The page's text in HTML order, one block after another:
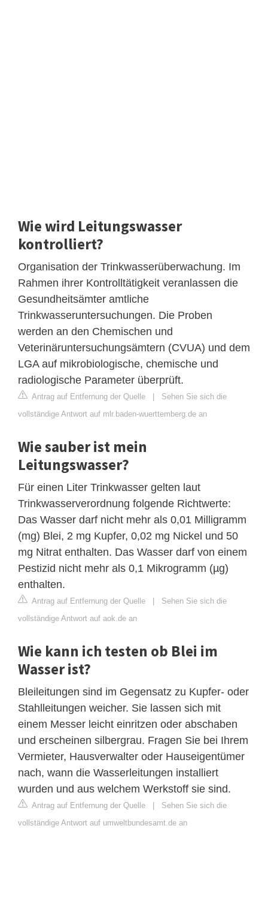
Wie wird Leitungswasser
kontrolliert?
Organisation der Trinkwasserüberwachung. Im
Rahmen ihrer Kontrolltätigkeit veranlassen die
Gesundheitsämter amtliche
Trinkwasseruntersuchungen. Die Proben
werden an den Chemischen und
Veterinäruntersuchungsämtern (CVUA) und dem
LGA auf mikrobiologische, chemische und
radiologische Parameter überprüft.
Antrag auf Entfernung der Quelle | Sehen Sie sich die
vollständige Antwort auf mlr.baden-wuerttemberg.de an
Wie sauber ist mein
Leitungswasser?
Für einen Liter Trinkwasser gelten laut
Trinkwasserverordnung folgende Richtwerte:
Das Wasser darf nicht mehr als 0,01 Milligramm
(mg) Blei, 2 mg Kupfer, 0,02 mg Nickel und 50
mg Nitrat enthalten. Das Wasser darf von einem
Pestizid nicht mehr als 0,1 Mikrogramm (µg)
enthalten.
Antrag auf Entfernung der Quelle | Sehen Sie sich die
vollständige Antwort auf aok.de an
Wie kann ich testen ob Blei im
Wasser ist?
Bleileitungen sind im Gegensatz zu Kupfer- oder
Stahlleitungen weicher. Sie lassen sich mit
einem Messer leicht einritzen oder abschaben
und erscheinen silbergrau. Fragen Sie bei Ihrem
Vermieter, Hausverwalter oder Hauseigentümer
nach, wann die Wasserleitungen installiert
wurden und aus welchem Werkstoff sie sind.
Antrag auf Entfernung der Quelle | Sehen Sie sich die
vollständige Antwort auf umweltbundesamt.de an